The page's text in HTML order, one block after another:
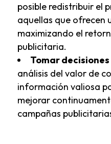
posible redistribuir el
aquellas que ofrecen
maximizando el
publicitaria.
Tomar
análisis del valor de
información valiosa
mejorar
campañas